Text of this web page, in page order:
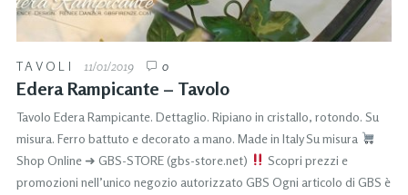
TAVOLI 11/01/2019 0
Edera Rampicante – Tavolo
Tavolo Edera Rampicante. Dettaglio. Ripiano in cristallo, rotondo. Su
misura. Ferro battuto e decorato a mano. Made in Italy Su misura
Shop Online ➜ GBS-STORE (gbs-store.net)
Scopri prezzi e
promozioni nell’unico negozio autorizzato GBS Ogni articolo di GBS è